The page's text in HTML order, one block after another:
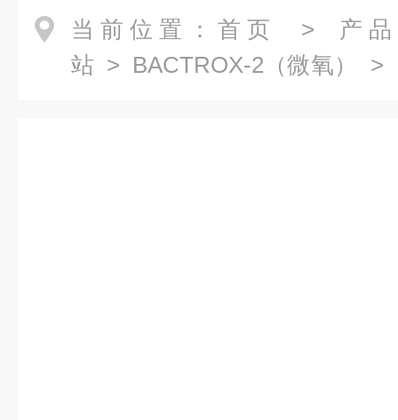
当前位置： 首页 > 产
站 > BACTROX-2（微氧）
>